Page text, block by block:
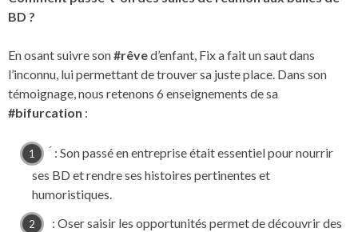
BD ?
En osant suivre son#rêved’enfant, Fix a fait un saut dans
l’inconnu, lui permettant de trouver sa juste place. Dans son
témoignage, nous retenons 6 enseignements de sa
#bifurcation :
́ : Son passé en entreprise était essentiel pour nourrir
ses BD et rendre ses histoires pertinentes et
humoristiques.
: Oser saisir les opportunités permet de découvrir des